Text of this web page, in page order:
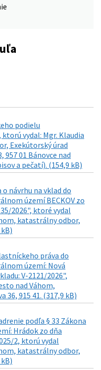
podielu
vydal: Mgr. Klaudia
Exekútorský úrad
957 01 Bánovce nad
a pečatí). (154,9 kB)
návrhu na vklad do
území BECKOV zo
2026", ktoré vydal
katastrálny odbor,
práva do
území: Nová
V-2121/2026",
nad Váhom,
36, 915 41. (317,9 kB)
podľa § 33 Zákona
Hrádok zo dňa
2, ktorú vydal
katastrálny odbor,